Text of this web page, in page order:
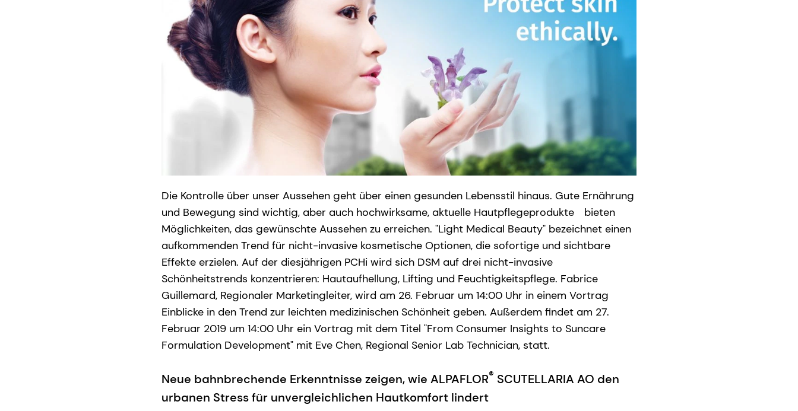
Die Kontrolle über unser Aussehen geht über einen gesunden Lebensstil hinaus. Gute Ernährung
und Bewegung sind wichtig, aber auch hochwirksame, aktuelle Hautpflegeprodukte
bieten
Möglichkeiten, das gewünschte Aussehen zu erreichen. "Light Medical Beauty" bezeichnet einen
aufkommenden Trend für nicht-invasive kosmetische Optionen, die sofortige und sichtbare
Effekte erzielen. Auf der diesjährigen PCHi wird sich DSM auf drei nicht-invasive
Schönheitstrends konzentrieren: Hautaufhellung, Lifting und Feuchtigkeitspflege. Fabrice
Guillemard, Regionaler Marketingleiter, wird am 26. Februar um 14:00 Uhr in einem Vortrag
Einblicke in den Trend zur leichten medizinischen Schönheit geben. Außerdem findet am 27.
Februar 2019 um 14:00 Uhr ein Vortrag mit dem Titel "From Consumer Insights to Suncare
Formulation Development" mit Eve Chen, Regional Senior Lab Technician, statt.
Neue bahnbrechende Erkenntnisse zeigen, wie ALPAFLOR® SCUTELLARIA AO den
urbanen Stress für unvergleichlichen Hautkomfort lindert